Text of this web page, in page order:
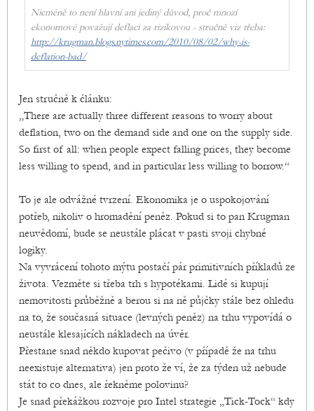
Nicméně to není hlavní ani jediný důvod, proč mnozí
ekonomové považují deflaci za rizikovou - stručně viz třeba:
http://krugman.blogs.nytimes.com/2010/08/02/why-is-
deflation-bad/
Jen stručně k článku:
„There are actually three different reasons to worry about
deflation, two on the demand side and one on the supply side.
So first of all: when people expect falling prices, they become
less willing to spend, and in particular less willing to borrow.“
To je ale odvážné tvrzení. Ekonomika je o uspokojování
potřeb, nikoliv o hromadění peněz. Pokud si to pan Krugman
neuvědomí, bude se neustále plácat v pasti svoji chybné
logiky.
Na vyvrácení tohoto mýtu postačí pár primitivních příkladů ze
života. Vezměte si třeba trh s hypotékami. Lidé si kupují
nemovitosti průběžně a berou si na ně půjčky stále bez ohledu
na to, že současná situace (levných peněz) na trhu vypovídá o
neustále klesajících nákladech na úvěr.
Přestane snad někdo kupovat pečivo (v případě že na trhu
neexistuje alternativa) jen proto že ví, že za týden už nebude
stát to co dnes, ale řekněme polovinu?
Je snad překážkou rozvoje pro Intel strategie „Tick-Tock“ kdy